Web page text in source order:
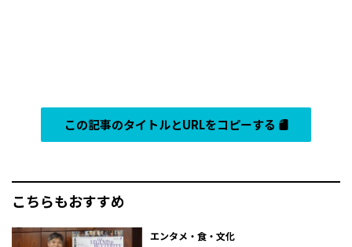
この記事のタイトルとURLをコピーする
こちらもおすすめ
エンタメ・食・文化